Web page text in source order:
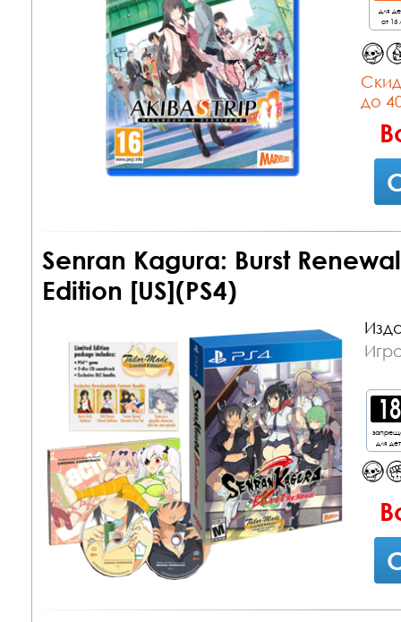
для
от 16
до
Senran Kagura: Burst
Edition [US](PS4)
для